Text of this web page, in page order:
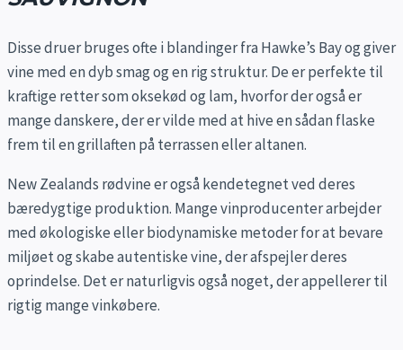
Disse druer bruges ofte i blandinger fra Hawke’s Bay og giver
vine med en dyb smag og en rig struktur. De er perfekte til
kraftige retter som oksekød og lam, hvorfor der også er
mange danskere, der er vilde med at hive en sådan flaske
frem til en grillaften på terrassen eller altanen.
New Zealands rødvine er også kendetegnet ved deres
bæredygtige produktion. Mange vinproducenter arbejder
med økologiske eller biodynamiske metoder for at bevare
miljøet og skabe autentiske vine, der afspejler deres
oprindelse. Det er naturligvis også noget,der appellerer til
rigtig mange vinkøbere.